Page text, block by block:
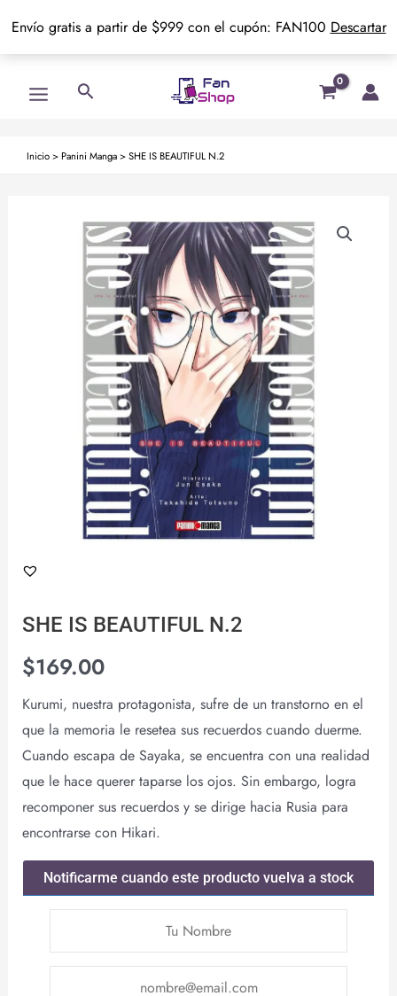
Envío gratis a partir de $999 con el cupón: FAN100 Descartar
Menu
Buscar
Inicio> Panini Manga>SHE IS BEAUTIFUL N.2
SHE IS BEAUTIFUL N.2
$169.00
Kurumi, nuestra protagonista, sufre de un transtorno en el
que la memoria le resetea sus recuerdos cuando duerme.
Cuando escapa de Sayaka, se encuentra con una realidad
que le hace querer taparse los ojos. Sin embargo, logra
recomponer sus recuerdos y se dirige hacia Rusia para
encontrarse con Hikari.
Notificarme cuando este producto vuelva a stock